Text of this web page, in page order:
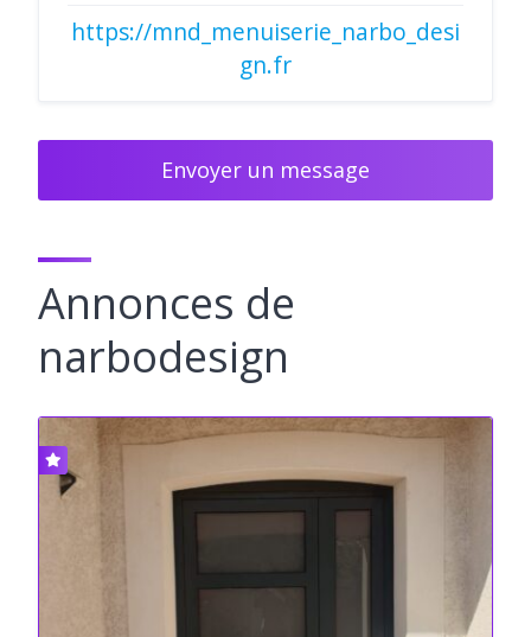
https://mnd_menuiserie_narbo_desi
gn.fr
Envoyer un message
Annonces de
narbodesign